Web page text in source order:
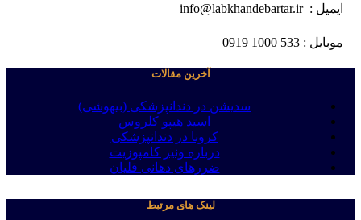
ایمیل : info@labkhandebartar.ir
موبایل : 533 1000 0919
آخرین مقالات
سدیشن در دندانپزشکی (بیهوشی)
اسید هیپو کلروس
کرونا در دندانپزشکی
درباره ونیر کامپوزیت
ضررهای دهانی قلیان
لینک های مرتبط